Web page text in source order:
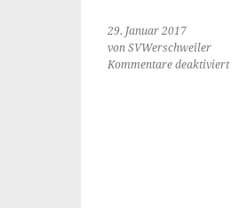
29. Januar 2017
von SVWerschweiler
Kommentare deaktiviert